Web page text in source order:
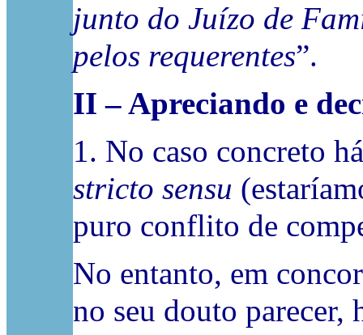
junto do Juízo de
pelos requerentes”.
II – Apreciando e
1. No caso concreto
stricto sensu
puro conflito de
No entanto, em
no seu douto